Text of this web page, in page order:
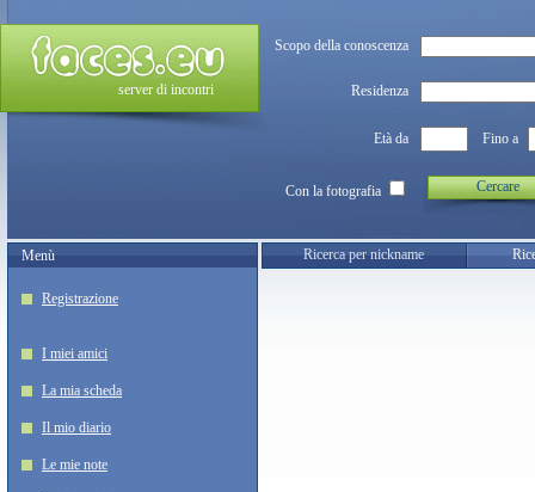
server di incontri
Scopo della conoscenza
Residenza
Età da Fino a
Con la fotografia Cercare
Menù
Registrazione
I miei amici
La mia scheda
Il mio diario
Le mie note
Ricerca per nickname